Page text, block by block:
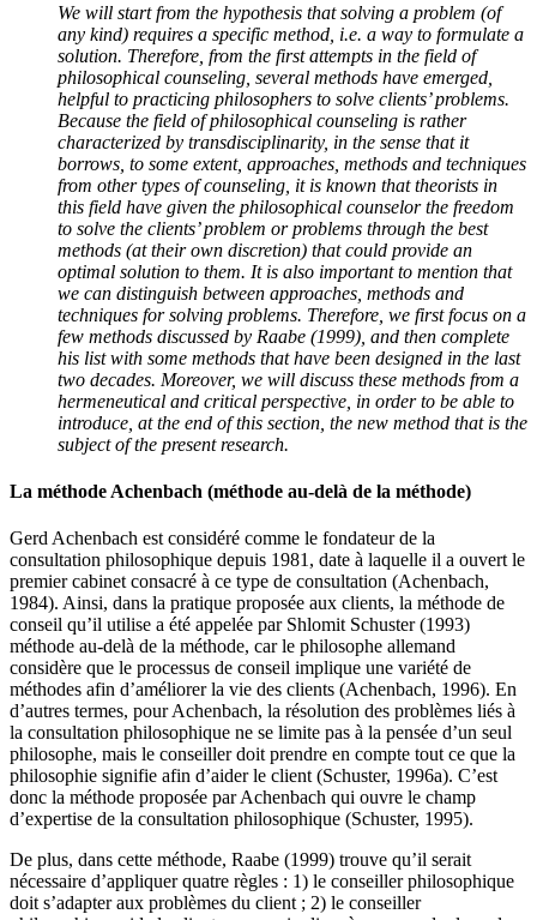
We will start from the hypothesis that solving a problem (of
any kind) requires a specific method, i.e. a way to formulate a
solution. Therefore, from the first attempts in the field of
philosophical counseling, several methods have emerged,
helpful to practicing philosophers to solve clients’ problems.
Because the field of philosophical counseling is rather
characterized by transdisciplinarity, in the sense that it
borrows, to some extent, approaches, methods and techniques
from other types of counseling, it is known that theorists in
this field have given the philosophical counselor the freedom
to solve the clients’ problem or problems through the best
methods (at their own discretion) that could provide an
optimal solution to them. It is also important to mention that
we can distinguish between approaches, methods and
techniques for solving problems. Therefore, we first focus on a
few methods discussed by Raabe (1999), and then complete
his list with some methods that have been designed in the last
two decades. Moreover, we will discuss these methods from a
hermeneutical and critical perspective, in order to be able to
introduce, at the end of this section, the new method that is the
subject of the present research.
La méthode Achenbach (méthode au-delà de la méthode)
Gerd Achenbach est considéré comme le fondateur de la
consultation philosophique depuis 1981, date à laquelle il a ouvert le
premier cabinet consacré à ce type de consultation (Achenbach,
1984). Ainsi, dans la pratique proposée aux clients, la méthode de
conseil qu’il utilise a été appelée par Shlomit Schuster (1993)
méthode au-delà de la méthode, car le philosophe allemand
considère que le processus de conseil implique une variété de
méthodes afin d’améliorer la vie des clients (Achenbach, 1996). En
d’autres termes, pour Achenbach, la résolution des problèmes liés à
la consultation philosophique ne se limite pas à la pensée d’un seul
philosophe, mais le conseiller doit prendre en compte tout ce que la
philosophie signifie afin d’aider le client (Schuster, 1996a). C’est
donc la méthode proposée par Achenbach qui ouvre le champ
d’expertise de la consultation philosophique (Schuster, 1995).
De plus, dans cette méthode, Raabe (1999) trouve qu’il serait
nécessaire d’appliquer quatre règles : 1) le conseiller philosophique
doit s’adapter aux problèmes du client ; 2) le conseiller